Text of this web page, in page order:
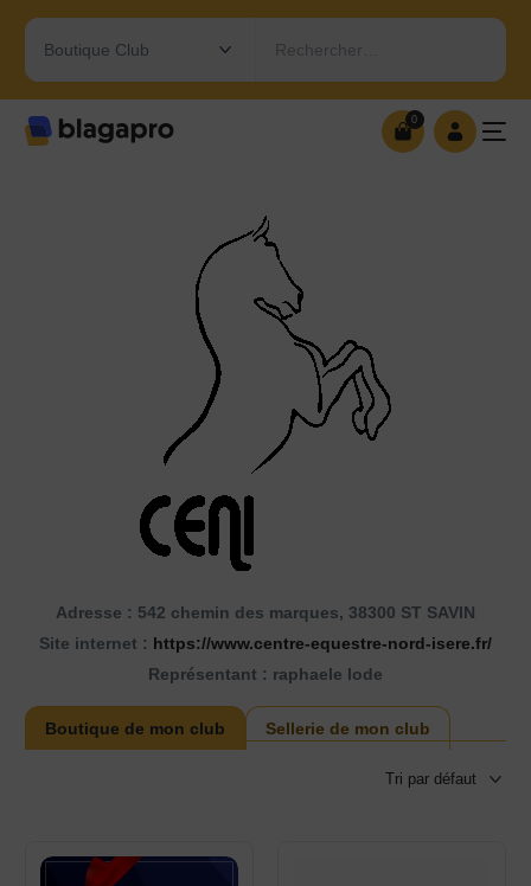
Rechercher…
0
Adresse : 542 chemin des marques, 38300 ST SAVIN
Site internet : https://www.centre-equestre-nord-isere.fr/
Représentant : raphaele lode
Boutique de mon club Sellerie de mon club